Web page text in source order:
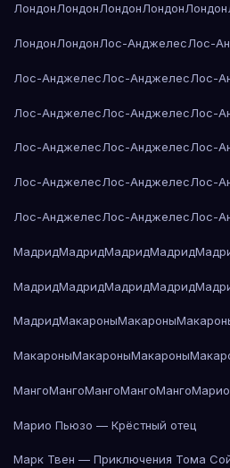
ЛондонЛондонЛондонЛондонЛондон
ЛондонЛондонЛос-АнджелесЛос-
Лос-АнджелесЛос-АнджелесЛос-
Лос-АнджелесЛос-АнджелесЛос-
Лос-АнджелесЛос-АнджелесЛос-
Лос-АнджелесЛос-АнджелесЛос-
Лос-АнджелесЛос-АнджелесЛос-
МадридМадридМадридМадрид
МадридМадридМадридМадрид
МадридМакароныМакароны
МакароныМакароныМакароны
МангоМангоМангоМангоМанго
Марио Пьюзо — Крёстный отец
Марк Твен — Приключения Тома